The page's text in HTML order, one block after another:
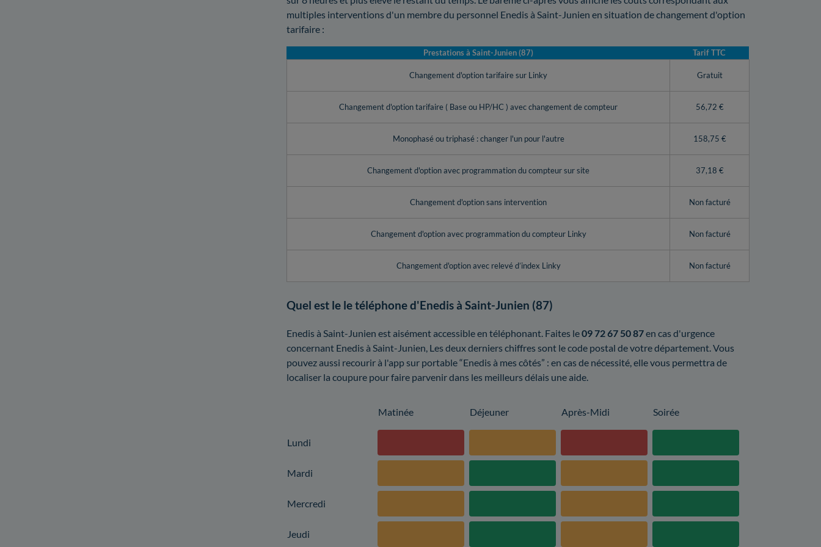
multiples interventions d'un membre du personnel Enedis à Saint-Junien en situation de changement d'option
tarifaire :
Prestations à Saint-Junien (87) Tarif TTC
Changement d'option tarifaire sur Linky Gratuit
Changement d'option tarifaire ( Base ou HP/HC ) avec changement de compteur 56,72 €
Monophasé ou triphasé : changer l'un pour l'autre 158,75 €
Changement d'option avec programmation du compteur sur site 37,18 €
Changement d'option sans intervention Non facturé
Changement d'option avec programmation du compteur Linky Non facturé
Changement d'option avec relevé d’index Linky Non facturé
Quel est le le téléphone d'Enedis à Saint-Junien (87)
Enedis à Saint-Junien est aisément accessible en téléphonant. Faites le09 72 67 50 87en cas d'urgence
concernant Enedis à Saint-Junien, Les deux derniers chiffres sont le code postal de votre département. Vous
pouvez aussi recourir à l'app sur portable “Enedis à mes côtés” : en cas de nécessité, elle vous permettra de
localiser la coupure pour faire parvenir dans les meilleurs délais une aide.
Matinée Déjeuner Après-Midi Soirée
Lundi
Mardi
Mercredi
Jeudi